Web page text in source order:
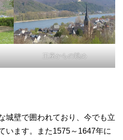
王座からの眺め
城壁で囲われており、今でも立
います。また1575～1647年に